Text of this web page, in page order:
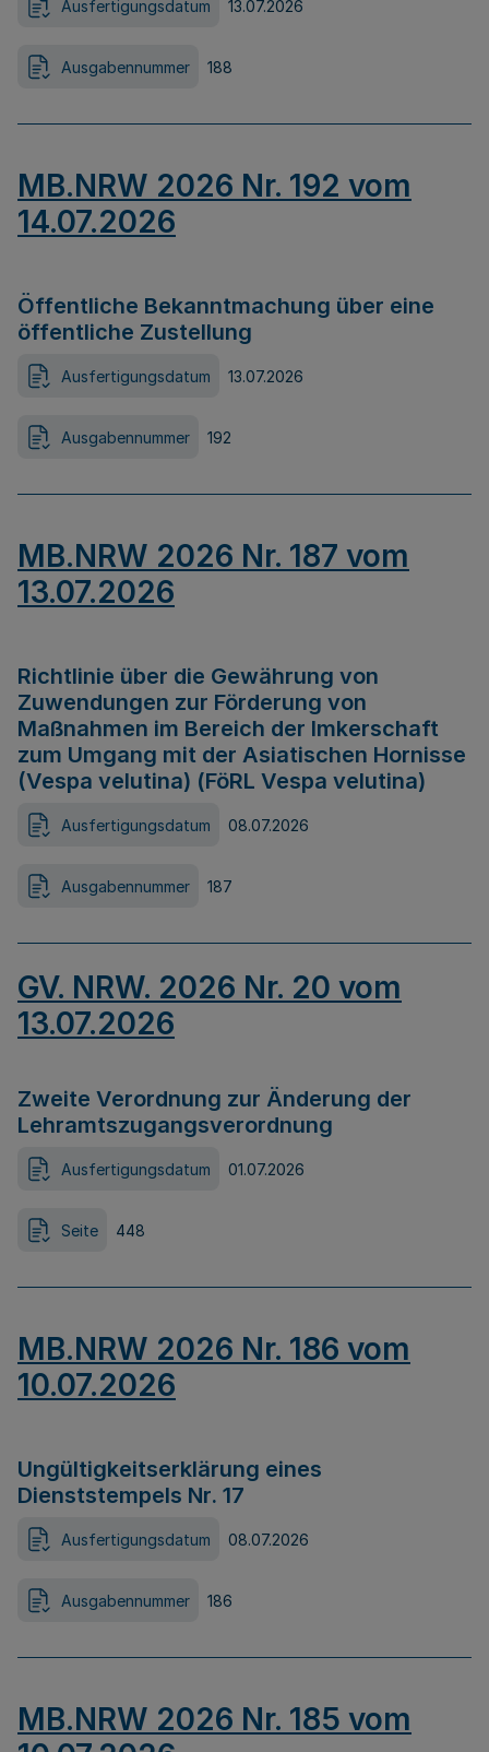
Ausfertigungsdatum 13.07.2026
Ausgabennummer 188
MB.NRW 2026 Nr. 192 vom
14.07.2026
Öffentliche Bekanntmachung über eine
öffentliche Zustellung
Ausfertigungsdatum 13.07.2026
Ausgabennummer 192
MB.NRW 2026 Nr. 187 vom
13.07.2026
Richtlinie über die Gewährung von
Zuwendungen zur Förderung von
Maßnahmen im Bereich der Imkerschaft
zum Umgang mit der Asiatischen Hornisse
(Vespa velutina) (FöRL Vespa velutina)
Ausfertigungsdatum 08.07.2026
Ausgabennummer 187
GV. NRW. 2026 Nr. 20 vom
13.07.2026
Zweite Verordnung zur Änderung der
Lehramtszugangsverordnung
Ausfertigungsdatum 01.07.2026
Seite 448
MB.NRW 2026 Nr. 186 vom
10.07.2026
Ungültigkeitserklärung eines
Dienststempels Nr. 17
Ausfertigungsdatum 08.07.2026
Ausgabennummer 186
MB.NRW 2026 Nr. 185 vom